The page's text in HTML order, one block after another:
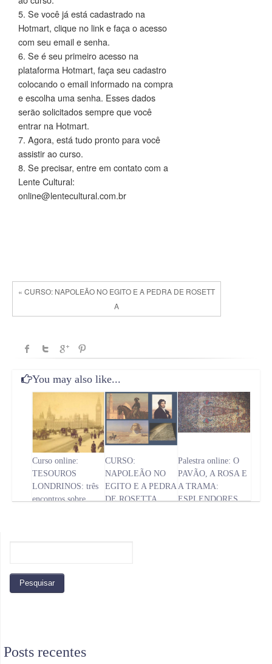
5. Se você já está cadastrado na
Hotmart, clique no link e faça o acesso
com seu email e senha.
6. Se é seu primeiro acesso na
plataforma Hotmart, faça seu cadastro
colocando o email informado na compra
e escolha uma senha. Esses dados
serão solicitados sempre que você
entrar na Hotmart.
7. Agora, está tudo pronto para você
assistir ao curso.
8. Se precisar, entre em contato com a
Lente Cultural:
online@lentecultural.com.br
« CURSO: NAPOLEÃO NO EGITO E A PEDRA DE ROSETT
A
You may also like...
Curso online:
TESOUROS
LONDRINOS: três
encontros sobre
CURSO:
NAPOLEÃO NO
EGITO E A PEDRA
DE ROSETTA
Palestra online: O
PAVÃO, A ROSA E
A TRAMA:
ESPLENDORES
Posts recentes